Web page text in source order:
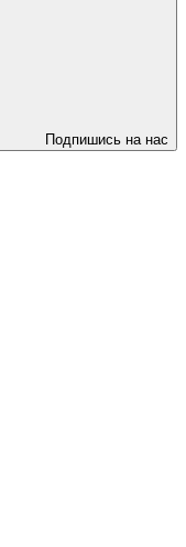
Подпишись на нас